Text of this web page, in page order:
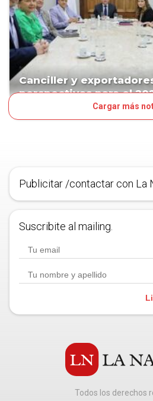
Canciller y
perspectivas para el
Cargar más
Publicitar /contactar con La
Suscribite al mailing.
Todos los derechos